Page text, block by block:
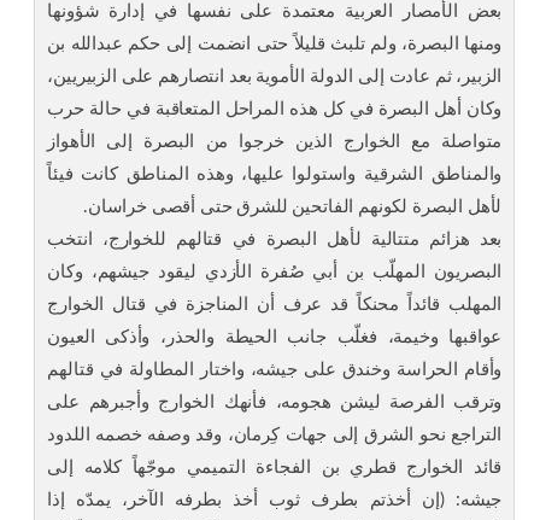
بعض الأمصار العربية معتمدة على نفسها في إدارة شؤونها
ومنها البصرة، ولم تلبث قليلاً حتى انضمت إلى حكم عبدالله بن
الزبير، ثم عادت إلى الدولة الأموية بعد انتصارهم على الزبيريين،
وكان أهل البصرة في كل هذه المراحل المتعاقبة في حالة حرب
متواصلة مع الخوارج الذين خرجوا من البصرة إلى الأهواز
والمناطق الشرقية واستولوا عليها، وهذه المناطق كانت فيئاً
لأهل البصرة لكونهم الفاتحين للشرق حتى أقصى خراسان.
بعد هزائم متتالية لأهل البصرة في قتالهم للخوارج، انتخب
البصريون المهلّب بن أبي صُفرة الأزدي ليقود جيشهم، وكان
المهلب قائداً محنكاً قد عرف أن المناجزة في قتال الخوارج
عواقبها وخيمة، فغلّب جانب الحيطة والحذر، وأذكى العيون
وأقام الحراسة وخندق على جيشه، واختار المطاولة في قتالهم
وترقب الفرصة ليشن هجومه، فأنهك الخوارج وأجبرهم على
التراجع نحو الشرق إلى جهات كِرمان، وقد وصفه خصمه اللدود
قائد الخوارج قطري بن الفجاءة التميمي موجّهاً كلامه إلى
جيشه: (إن أخذتم بطرف ثوب أخذ بطرفه الآخر، يمدّه إذا